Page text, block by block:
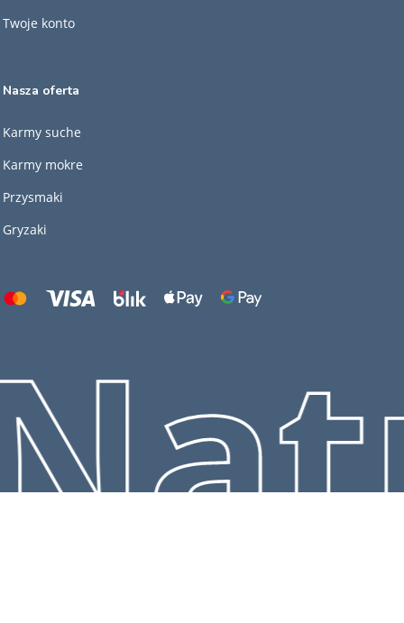
Twoje konto
Nasza oferta
Karmy suche
Karmy mokre
Przysmaki
Gryzaki